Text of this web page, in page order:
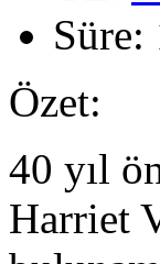
Süre:
Özet:
40 yıl
Harriet